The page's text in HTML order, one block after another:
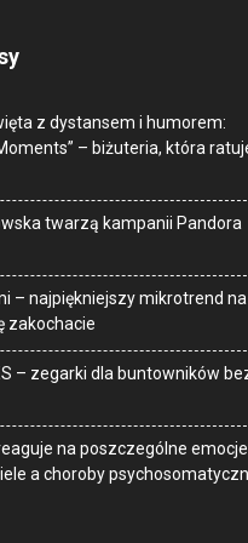
z dystansem i humorem:
– biżuteria, która
twarzą kampanii Pandora
– najpiękniejszy mikrotrend na
zakochacie
– zegarki dla buntowników
na poszczególne emocje.
a choroby